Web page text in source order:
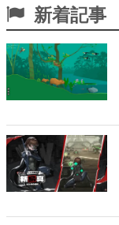
新着記事